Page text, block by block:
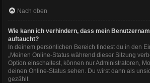
Nach oben
Wie kann ich verhindern, dass mein
auftaucht?
In deinem persönlichen Bereich findest du in den
„Meinen Online-Status während dieser Sitzung
Option einschaltest, können nur Administratoren,
deinen Online-Status sehen. Du wirst dann als
gezählt.